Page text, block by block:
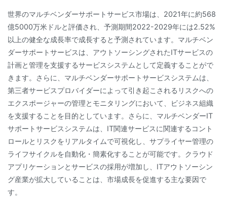
世界のマルチベンダーサポートサービス市場は、2021年に約568
億5000万米ドルと評価され、予測期間2022-2029年には2.52%
以上の健全な成長率で成長すると予測されています。マルチベン
ダーサポートサービスは、アウトソーシングされたITサービスの
計画と管理を支援するサービスシステムとして定義することがで
きます。さらに、マルチベンダーサポートサービスシステムは、
第三者サービスプロバイダーによって引き起こされるリスクへの
エクスポージャーの管理とモニタリングにおいて、ビジネス組織
を支援することを目的としています。さらに、マルチベンダーIT
サポートサービスシステムは、IT関連サービスに関連するコント
ロールとリスクをリアルタイムで可視化し、サプライヤー管理の
ライフサイクルを自動化・簡素化することが可能です。クラウド
アプリケーションとサービスの採用が増加し、ITアウトソーシン
グ産業が拡大していることは、市場成長を促進する主な要因で
す。